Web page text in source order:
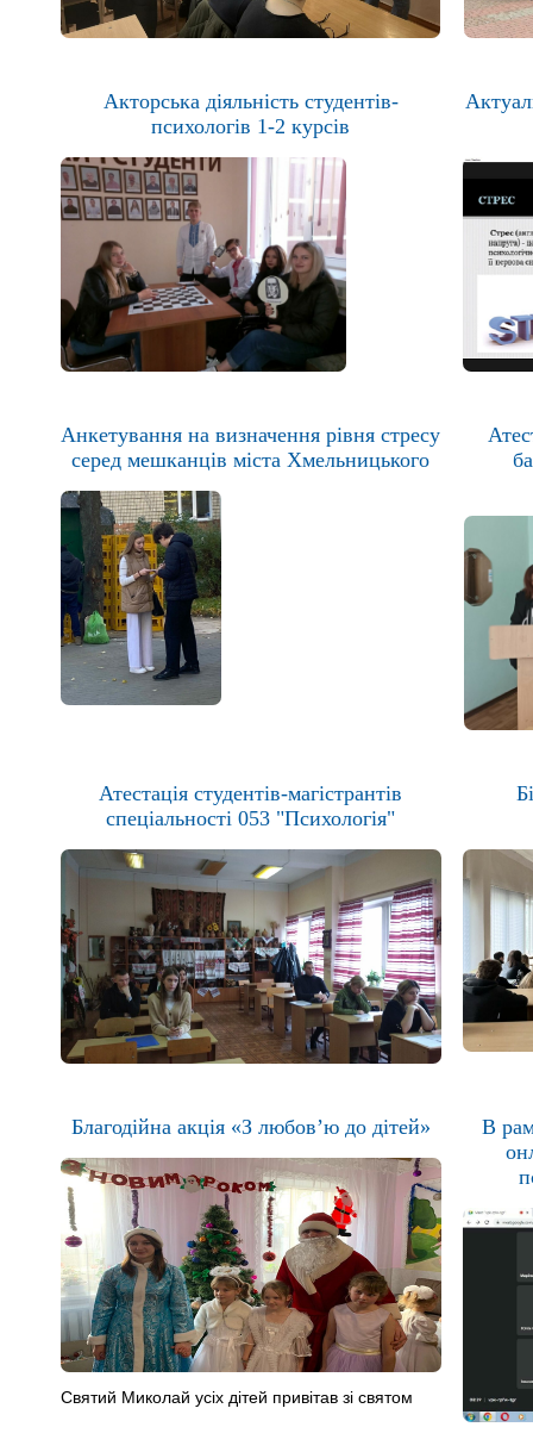
Акторська діяльність студентів-
психологів 1-2 курсів
Анкетування на визначення рівня стресу
серед мешканців міста Хмельницького
Атестація студентів-магістрантів
спеціальності 053 "Психологія"
Благодійна акція «З любов’ю до дітей»
Святий Миколай усіх дітей привітав зі святом
В